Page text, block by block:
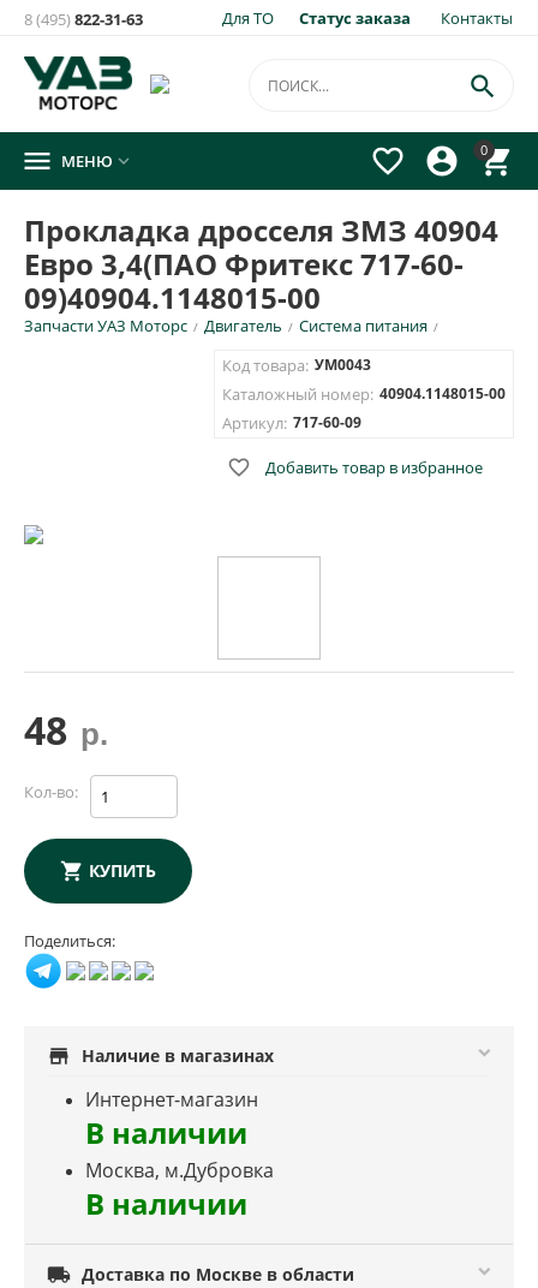
Для ТО Статус заказа Контакты
8 (495)822-31-63
0




 МЕНЮ 
Прокладка дросселя ЗМЗ 40904
Евро 3,4(ПАО Фритекс 717-60-
09)40904.1148015-00
Запчасти УАЗ Моторс / Двигатель / Система питания /
Код товара: УМ0043
Каталожный номер: 40904.1148015-00
Артикул: 717-60-09
 Добавить товар в избранное
48 р.
Кол-во:
КУПИТЬ
Поделиться:
store Наличие в магазинах
Интернет-магазин
В наличии
Москва, м.Дубровка
В наличии
 Доставка по Москве в области